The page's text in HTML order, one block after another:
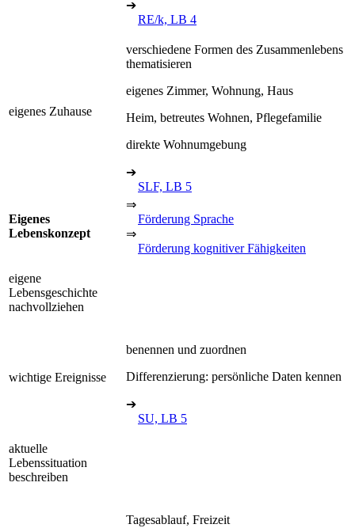
➔
RE/k, LB 4
eigenes Zuhause
verschiedene Formen des Zusammenlebens
thematisieren
eigenes Zimmer, Wohnung, Haus
Heim, betreutes Wohnen, Pflegefamilie
direkte Wohnumgebung
➔
SLF, LB 5
Eigenes
Lebenskonzept
⇒
Förderung Sprache
⇒
Förderung kognitiver Fähigkeiten
eigene
Lebensgeschichte
nachvollziehen
wichtige Ereignisse
benennen und zuordnen
Differenzierung: persönliche Daten kennen
➔
SU, LB 5
aktuelle
Lebenssituation
beschreiben
Tagesablauf, Freizeit